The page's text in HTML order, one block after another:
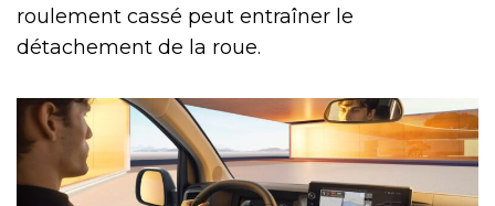
roulement cassé peut entraîner le
détachement de la roue.